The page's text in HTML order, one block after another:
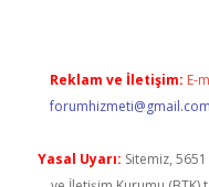
Reklam ve İletişim: E-
forumhizmeti@gmail.com
Yasal Uyarı: Sitemiz,